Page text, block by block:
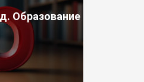
Образование